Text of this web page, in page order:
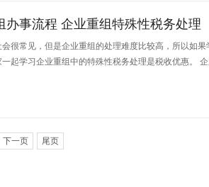
办事流程 企业重组特殊性税务处理
很常见，但是企业重组的处理难度比较高，所以如
起学习企业重组中的特殊性税务处理是税收优惠。
下一页 尾页